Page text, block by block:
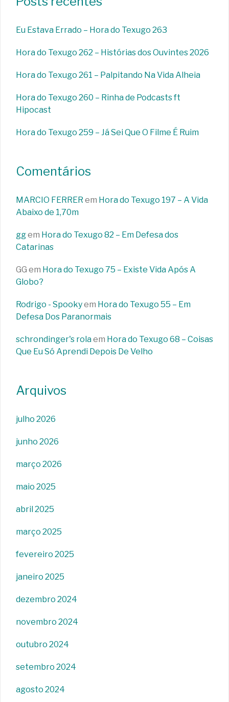
Eu Estava Errado – Hora do Texugo 263
Hora do Texugo 262 – Histórias dos Ouvintes 2026
Hora do Texugo 261 – Palpitando Na Vida Alheia
Hora do Texugo 260 – Rinha de Podcasts ft
Hipocast
Hora do Texugo 259 – Já Sei Que O Filme É Ruim
Comentários
MARCIO FERRER em Hora do Texugo 197 – A Vida
Abaixo de 1,70m
ggem Hora do Texugo 82 – Em Defesa dos
Catarinas
GG em Hora do Texugo 75 – Existe Vida Após A
Globo?
Rodrigo - Spookyem Hora do Texugo 55 – Em
Defesa Dos Paranormais
schrondinger's rolaem Hora do Texugo 68 – Coisas
Que Eu Só Aprendi Depois De Velho
Arquivos
julho 2026
junho 2026
março 2026
maio 2025
abril 2025
março 2025
fevereiro 2025
janeiro 2025
dezembro 2024
novembro 2024
outubro 2024
setembro 2024
agosto 2024